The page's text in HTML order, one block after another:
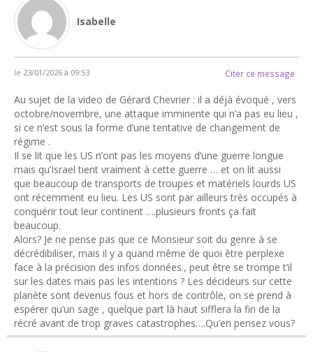
Isabelle
le 23/01/2026 à 09:53 Citer ce message
Au sujet de la video de Gérard Chevrier : il a déjà évoqué , vers
octobre/novembre, une attaque imminente qui n’a pas eu lieu ,
si ce n’est sous la forme d’une tentative de changement de
régime .
Il se lit que les US n’ont pas les moyens d’une guerre longue
mais qu’Israel tient vraiment à cette guerre … et on lit aussi
que beaucoup de transports de troupes et matériels lourds US
ont récemment eu lieu. Les US sont par ailleurs très occupés à
conquérir tout leur continent ….plusieurs fronts ça fait
beaucoup.
Alors? Je ne pense pas que ce Monsieur soit du genre à se
décrédibiliser, mais il y a quand même de quoi être perplexe
face à la précision des infos données., peut être se trompe t’il
sur les dates mais pas les intentions ? Les décideurs sur cette
planète sont devenus fous et hors de contrôle, on se prend à
espérer qu’un sage , quelque part là haut sifflera la fin de la
récré avant de trop graves catastrophes….Qu’en pensez vous?